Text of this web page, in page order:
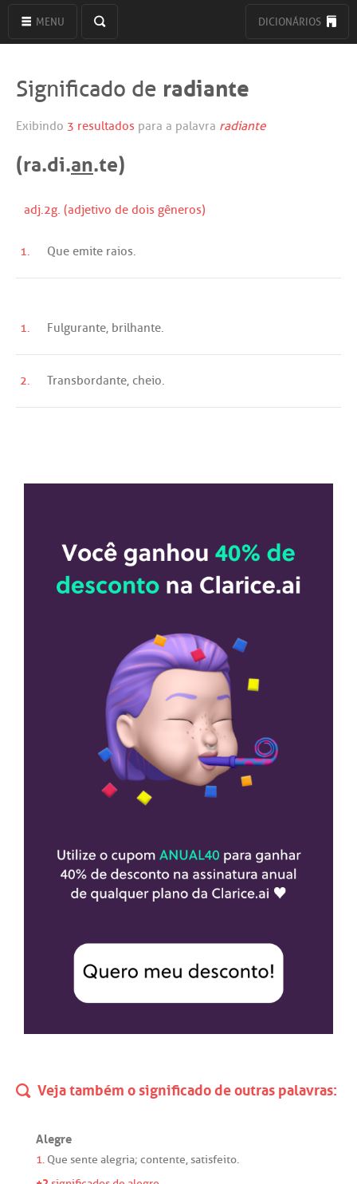
MENU DICIONÁRIOS
Significado de radiante
Exibindo 3 resultados para a palavra radiante
(ra.di.an.te)
adj.2g. (adjetivo de dois gêneros)
1. Que emite raios.
1. Fulgurante, brilhante.
2. Transbordante, cheio.
Veja também o significado de outras palavras:
Alegre
1. Que sente alegria; contente,satisfeito.